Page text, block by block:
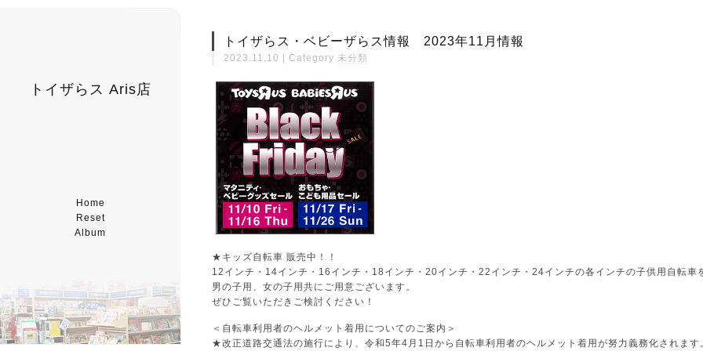
トイザらス Aris店
Home
Reset
Album
トイザらス・ベビーザらス情報 2023年11月情報
2023.11.10 | Category 未分類
★キッズ自転車 販売中！！
12インチ・14インチ・16インチ・18インチ・20インチ・22インチ・24インチの各インチの子供用自転車
男の子用、女の子用共にご用意ございます。
ぜひご覧いただきご検討ください！
＜自転車利用者のヘルメット着用についてのご案内＞
★改正道路交通法の施行により、令和5年4月1日から自転車利用者のヘルメット着用が努力義務化されます